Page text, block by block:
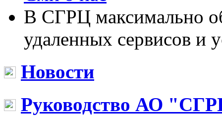
В СГРЦ максимально
удаленных сервисов и
Новости
Руководство АО